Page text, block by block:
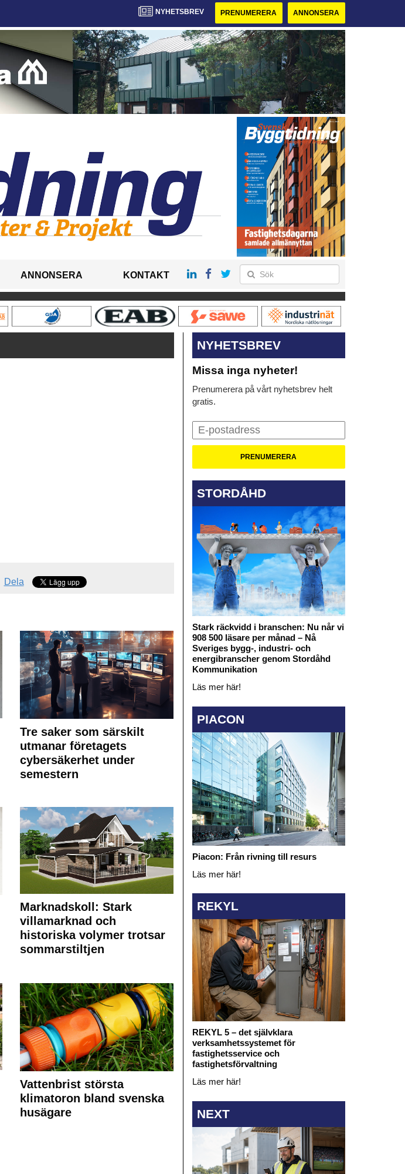
NYHETSBREV PRENUMERERA ANNONSERA
ANNONSERA KONTAKT
Dela
Tre saker som särskilt
utmanar företagets
cybersäkerhet under
semestern
Marknadskoll: Stark
villamarknad och
historiska volymer trotsar
sommarstiltjen
Vattenbrist största
klimatoron bland svenska
husägare
NYHETSBREV
Missa inga nyheter!
Prenumerera på vårt nyhetsbrev helt
gratis.
STORDÅHD
Stark räckvidd i branschen: Nu når vi
908 500 läsare per månad – Nå
Sveriges bygg-, industri- och
energibranscher genom Stordåhd
Kommunikation
Läs mer här!
PIACON
Piacon: Från rivning till resurs
Läs mer här!
REKYL
REKYL 5 – det självklara
verksamhetssystemet för
fastighetsservice och
fastighetsförvaltning
Läs mer här!
NEXT